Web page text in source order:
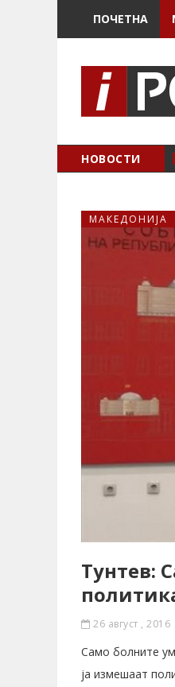
ПОЧЕТНА
НОВОСТИ
МАКЕДОНИЈА
Тунтев:
26 август , 2016
Само болните
ја измешаат